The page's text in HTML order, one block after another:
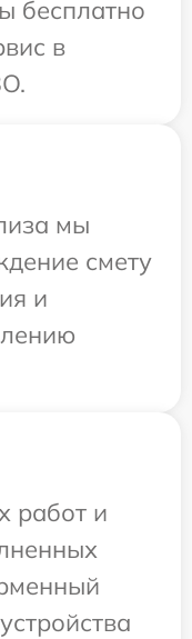
бесплатно
в
мы
смету
и
работ и